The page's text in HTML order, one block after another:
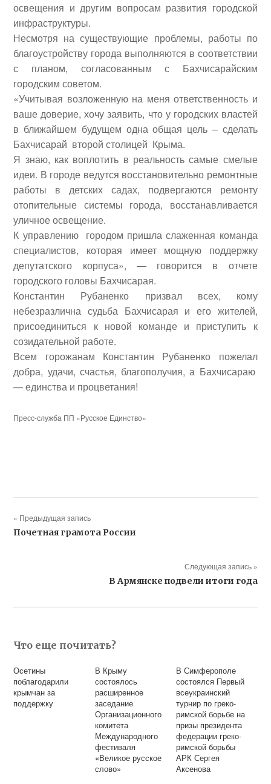
освещения и другим вопросам развития городской
инфраструктуры.
Несмотря на существующие проблемы, работы по
благоустройству города выполняются в соответствии
с планом, согласованным с Бахчисарайским
городским советом.
«Учитывая возложенную на меня ответственность и
ваше доверие, хочу заявить, что у городских властей
в ближайшем будущем одна общая цель – сделать
Бахчисарай второй столицей Крыма.
Я знаю, как воплотить в реальность самые смелые
идеи. В городе ведутся восстановительно ремонтные
работы в детских садах, подвергаются ремонту
отопительные системы города, восстанавливается
уличное освещение.
К управлению городом пришла слаженная команда
специалистов, которая имеет мощную поддержку
депутатского корпуса», — говорится в отчете
городского головы Бахчисарая.
Константин Рубаненко призвал всех, кому
небезразлична судьба Бахчисарая и его жителей,
присоединиться к новой команде и приступить к
созидательной работе.
Всем горожанам Константин Рубаненко пожелал
добра, удачи, счастья, благополучия, а Бахчисараю
— единства и процветания!
Пресс-служба ПП «Русское Единство»
« Предыдущая запись
Почетная грамота России
Следующая запись »
В Армянске подвели итоги года
Что еще почитать?
Осетины
поблагодарили
крымчан за
поддержку
В Крыму
состоялось
расширенное
заседание
Организационного
комитета
Международного
фестиваля
«Великое русское
слово»
В Симферополе
состоялся Первый
всеукраинский
турнир по греко-
римской борьбе на
призы президента
федерации греко-
римской борьбы
АРК Сергея
Аксенова